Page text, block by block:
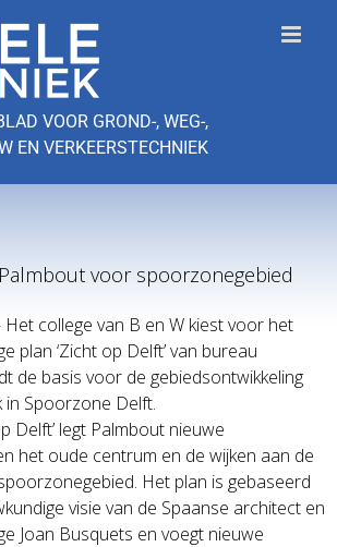
VOOR GROND-, WEG-,
EN VERKEERSTECHNIEK
voor spoorzonegebied
college van B en W kiest voor het
plan ‘Zicht op Delft’ van bureau
de basis voor de gebiedsontwikkeling
in Spoorzone Delft.
Delft’ legt Palmbout nieuwe
het oude centrum en de wijken aan de
Het plan is gebaseerd
visie van de Spaanse architect en
Joan Busquets en voegt nieuwe